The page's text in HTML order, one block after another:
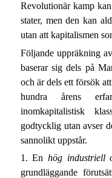
Revolutionär kamp
stater, men den kan
utan att kapitalismen
Följande uppräkning
baserar sig dels på
och är dels ett försök
hundra årens
inomkapitalistisk
godtycklig utan avser
sannolikt uppstår.
1. Enhög industriell
grundläggande